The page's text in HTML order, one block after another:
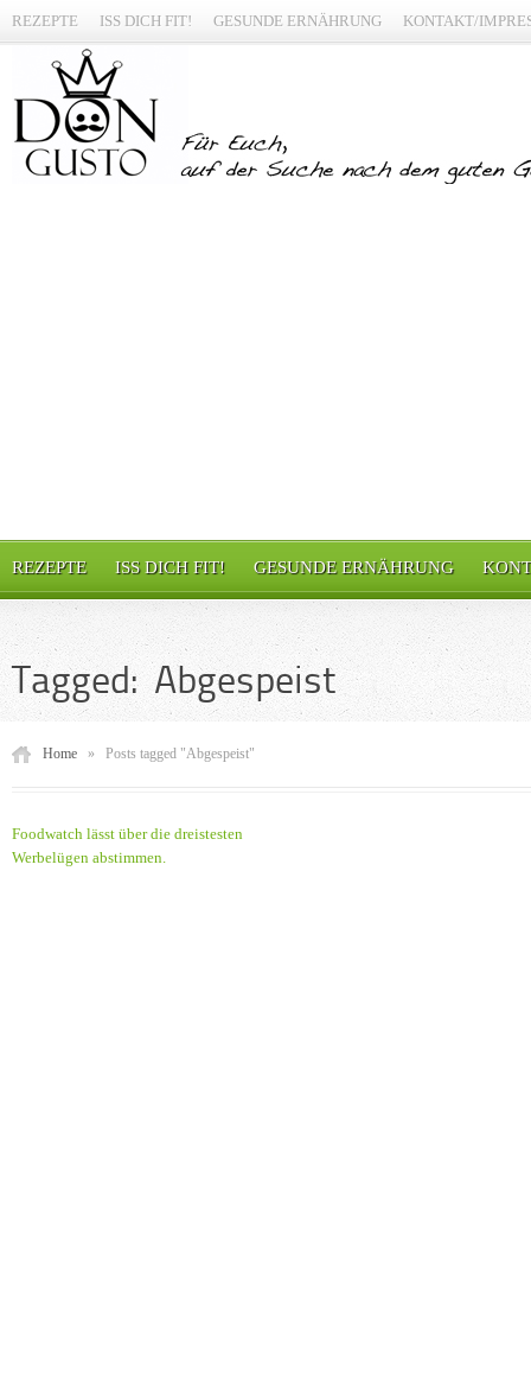
REZEPTE ISS DICH FIT! GESUNDE ERNÄHRUNG KONTAKT/
REZEPTE ISS DICH FIT! GESUNDE ERNÄHRUNG
Tagged: Abgespeist
Home » Posts tagged "Abgespeist"
Foodwatch lässt über die dreistesten
Werbelügen abstimmen.